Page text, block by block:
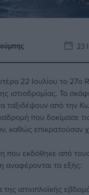
23
22 Ιουλίου το 27ο
ιστιοδρομίας. Τα
ταξιδέψουν από την
που δοκίμασε
καθώς επικρατούσαν
που εκδόθηκε από
αναφέρονται τα εξής:
ιστιοπλοϊκής